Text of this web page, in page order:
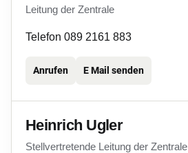
Leitung der Zentrale
Telefon 089 2161 883
Anrufen E Mail senden
Heinrich Ugler
Stellvertretende Leitung der Zentrale